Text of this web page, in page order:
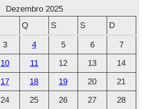
v
o
Dezembro 2025
Q S S D
3 4 5 6
7
10 11 12 13
14
17 18 19 20
21
24 25 26 27
28